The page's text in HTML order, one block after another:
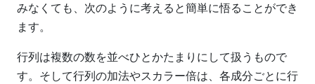
みなくても、次のように考えると簡単に悟ることができ
ます。
行列は複数の数を並べひとかたまりにして扱うもので
す。そして行列の加法やスカラー倍は、各成分ごとに行